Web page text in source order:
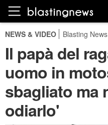
NEWS & VIDEO Blasting
Il papà del
uomo in
sbagliato ma
odiarlo'